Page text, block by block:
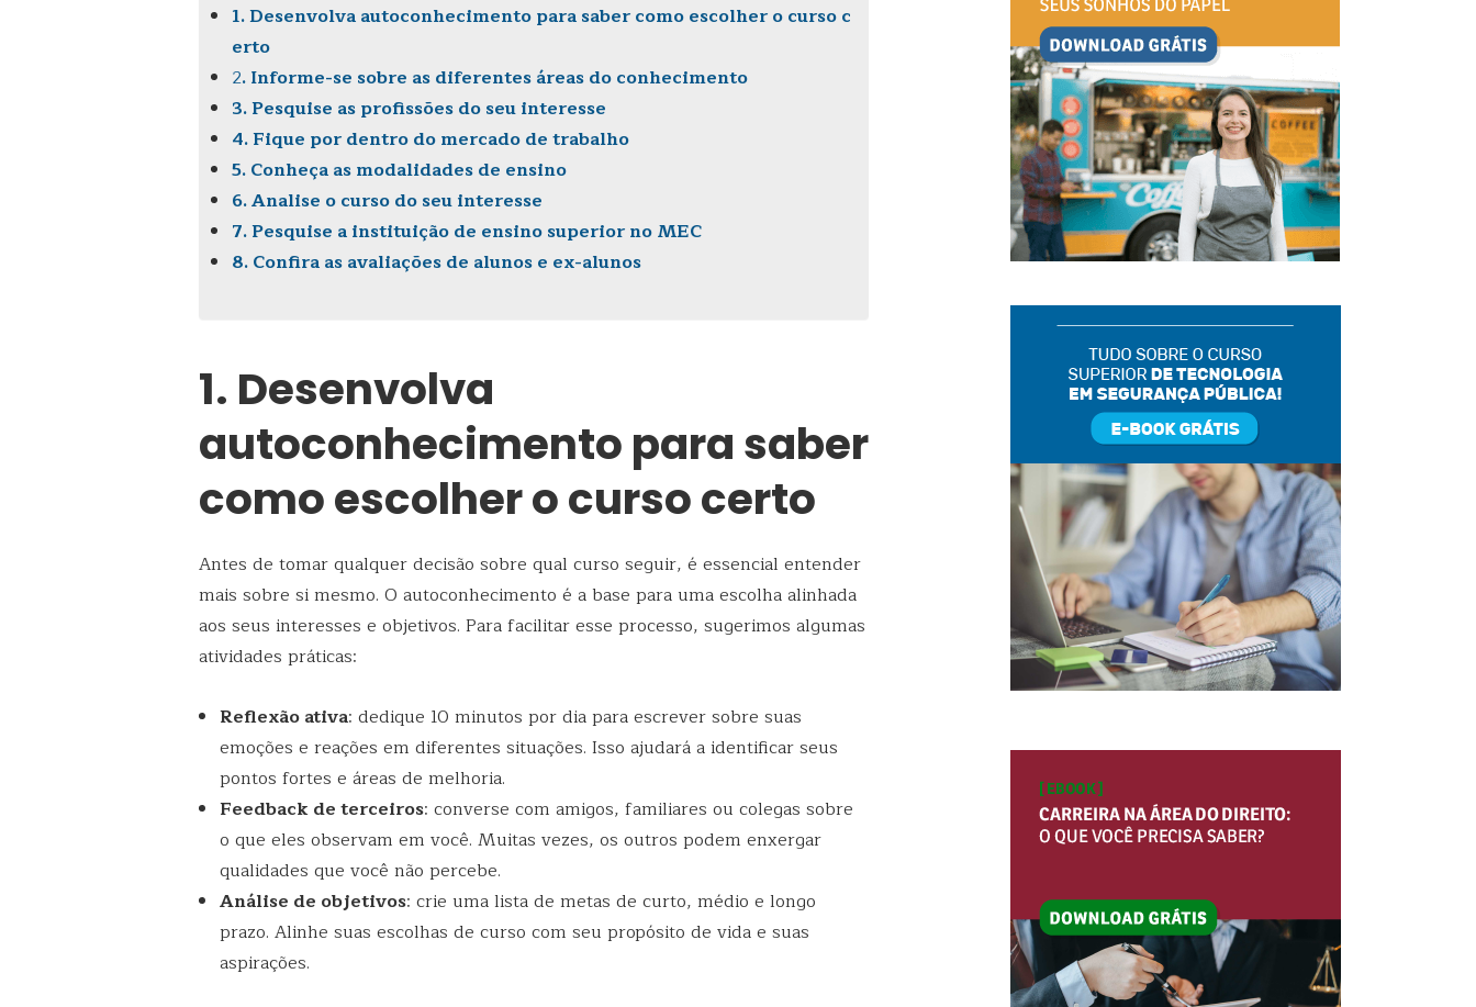
1. Desenvolva autoconhecimento para saber como escolher o curso c
erto
2. Informe-se sobre as diferentes áreas do conhecimento
3. Pesquise as profissões do seu interesse
4. Fique por dentro do mercado de trabalho
5. Conheça as modalidades de ensino
6. Analise o curso do seu interesse
7. Pesquise a instituição de ensino superior no MEC
8. Confira as avaliações de alunos e ex-alunos
1. Desenvolva
autoconhecimento para saber
como escolher o curso certo
Antes de tomar qualquer decisão sobre qual curso seguir, é essencial entender
mais sobre si mesmo. O autoconhecimento é a base para uma escolha alinhada
aos seus interesses e objetivos. Para facilitar esse processo, sugerimos algumas
atividades práticas:
Reflexão ativa: dedique 10 minutos por dia para escrever sobre suas
emoções e reações em diferentes situações. Isso ajudará a identificar seus
pontos fortes e áreas de melhoria.
Feedback de terceiros: converse com amigos, familiares ou colegas sobre
o que eles observam em você. Muitas vezes, os outros podem enxergar
qualidades que você não percebe.
Análise de objetivos: crie uma lista de metas de curto, médio e longo
prazo. Alinhe suas escolhas de curso com seu propósito de vida e suas
aspirações.